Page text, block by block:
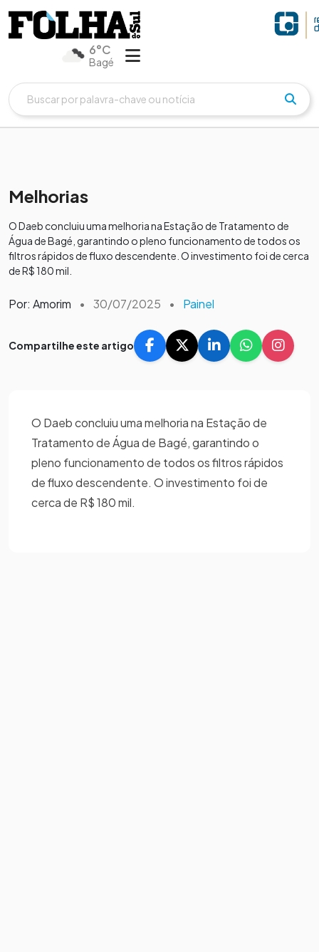
6°C
Bagé
Melhorias
O Daeb concluiu uma melhoria na Estação de Tratamento de
Água de Bagé, garantindo o pleno funcionamento de todos os
filtros rápidos de fluxo descendente. O investimento foi de cerca
de R$ 180 mil.
Por: Amorim • 30/07/2025 • Painel
Compartilhe este artigo
O Daeb concluiu uma melhoria na Estação de
Tratamento de Água de Bagé, garantindo o
pleno funcionamento de todos os filtros rápidos
de fluxo descendente. O investimento foi de
cerca de R$ 180 mil.